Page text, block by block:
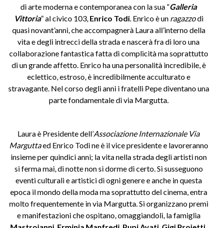
di arte moderna e contemporanea con la sua “Galleria
Vittoria” al civico 103, Enrico Todi. Enrico è un ragazzodi
quasi novant’anni, che accompagnerà Laura all’interno della
vita e degli intrecci della strada e nascerà fra di loro una
collaborazione fantastica fatta di complicità ma soprattutto
di un grande affetto. Enrico ha una personalità incredibile, è
eclettico, estroso, è incredibilmente acculturato e
stravagante. Nel corso degli anni i fratelli Pepe diventano una
parte fondamentale di via Margutta.
Laura è Presidente dell’Associazione Internazionale Via
Marguttaed Enrico Todi ne è il vice presidente e lavoreranno
insieme per quindici anni; la vita nella strada degli artisti non
si ferma mai, di notte non si dorme di certo. Si susseguono
eventi culturali e artistici di ogni genere e anche in questa
epoca il mondo della moda ma soprattutto del cinema, entra
molto frequentemente in via Margutta. Si organizzano premi
e manifestazioni che ospitano, omaggiandoli, la famiglia